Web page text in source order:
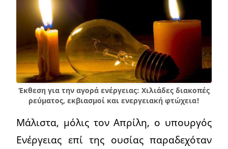
Έκθεση για την αγορά ενέργειας: Χιλιάδες διακοπές
ρεύματος, εκβιασμοί και ενεργειακή φτώχεια!
Μάλιστα, μόλις τον Απρίλη, ο υπουργός
Ενέργειας επί της ουσίας παραδεχόταν